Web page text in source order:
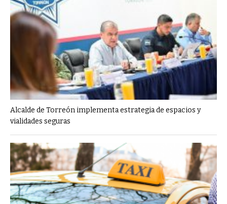
Alcalde de Torreón implementa estrategia de espacios y
vialidades seguras